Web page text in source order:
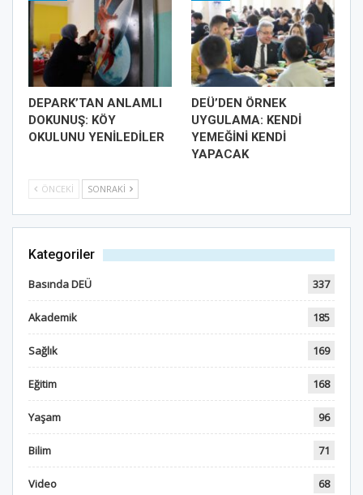
DEPARK’TAN ANLAMLI
DOKUNUŞ: KÖY
OKULUNU YENİLEDİLER
DEÜ’DEN ÖRNEK
UYGULAMA: KENDİ
YEMEĞİNİ KENDİ
YAPACAK
ÖNCEKI SONRAKI
Kategoriler
Basında DEÜ 337
Akademik 185
Sağlık 169
Eğitim 168
Yaşam 96
Bilim 71
Video 68